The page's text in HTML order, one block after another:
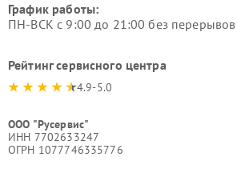
График работы:
ПН-ВСК с 9:00 до 21:00 без
Рейтинг сервисного центра
4.9-5.0
ООО "Русервис"
ИНН 7702633247
ОГРН 1077746335776